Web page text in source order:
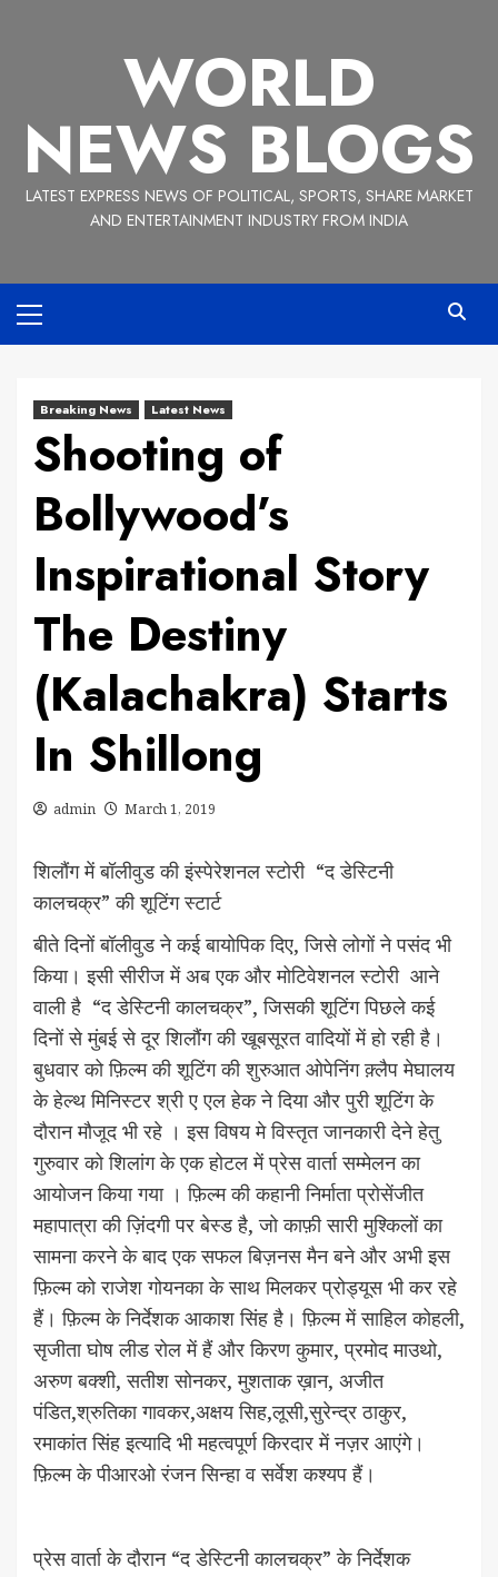
WORLD
NEWS BLOGS
LATEST EXPRESS NEWS OF POLITICAL, SPORTS, SHARE MARKET
AND ENTERTAINMENT INDUSTRY FROM INDIA
Menu
Breaking News Latest News
Shooting of
Bollywood’s
Inspirational Story
The Destiny
(Kalachakra) Starts
In Shillong
admin March 1, 2019
शिलौंग में बॉलीवुड की इंस्पेरेशनल स्टोरी “द डेस्टिनी
कालचक्र” की शूटिंग स्टार्ट
बीते दिनों बॉलीवुड ने कई बायोपिक दिए, जिसे लोगों ने पसंद भी
किया। इसी सीरीज में अब एक और मोटिवेशनल स्टोरी आने
वाली है “द डेस्टिनी कालचक्र”, जिसकी शूटिंग पिछले कई
दिनों से मुंबई से दूर शिलौंग की खूबसूरत वादियों में हो रही है।
बुधवार को फ़िल्म की शूटिंग की शुरुआत ओपेनिंग क़्लैप मेघालय
के हेल्थ मिनिस्टर श्री ए एल हेक ने दिया और पुरी शूटिंग के
दौरान मौजूद भी रहे । इस विषय मे विस्तृत जानकारी देने हेतु
गुरुवार को शिलांग के एक होटल में प्रेस वार्ता सम्मेलन का
आयोजन किया गया । फ़िल्म की कहानी निर्माता प्रोसेंजीत
महापात्रा की ज़िंदगी पर बेस्ड है, जो काफ़ी सारी मुश्किलों का
सामना करने के बाद एक सफल बिज़नस मैन बने और अभी इस
फ़िल्म को राजेश गोयनका के साथ मिलकर प्रोड्यूस भी कर रहे
हैं। फ़िल्म के निर्देशक आकाश सिंह है। फ़िल्म में साहिल कोहली,
सृजीता घोष लीड रोल में हैं और किरण कुमार, प्रमोद माउथो,
अरुण बक्शी, सतीश सोनकर, मुशताक ख़ान, अजीत
पंडित,श्रुतिका गावकर,अक्षय सिह,लूसी,सुरेन्द्र ठाकुर,
रमाकांत सिंह इत्यादि भी महत्वपूर्ण किरदार में नज़र आएंगे।
फ़िल्म के पीआरओ रंजन सिन्हा व सर्वेश कश्यप हैं।
प्रेस वार्ता के दौरान “द डेस्टिनी कालचक्र” के निर्देशक